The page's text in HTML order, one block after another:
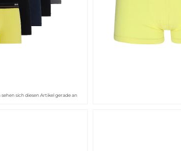
sehen sich diesen Artikel gerade an